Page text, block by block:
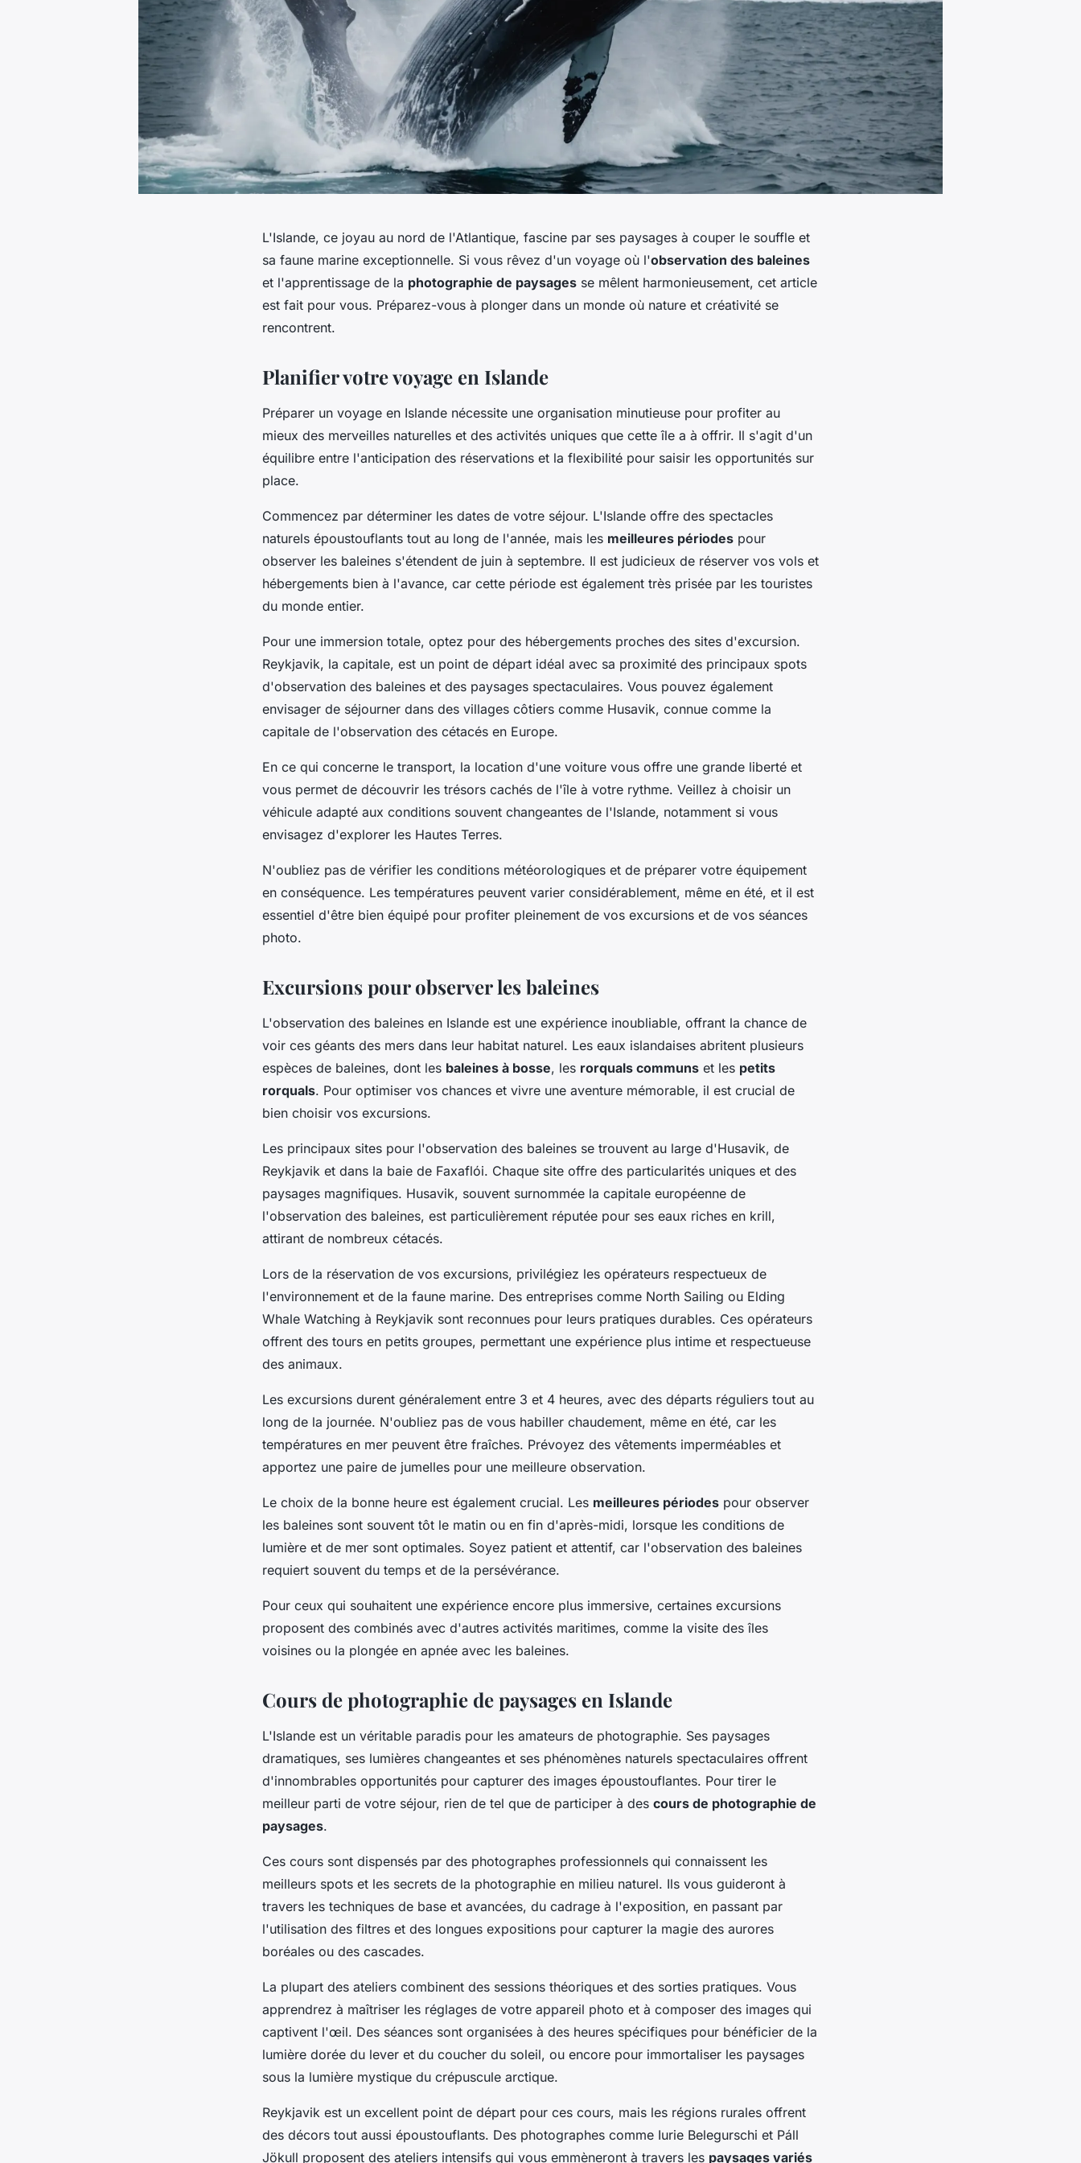
L'Islande, ce joyau au nord de l'Atlantique, fascine par ses paysages à couper le souffle et
sa faune marine exceptionnelle. Si vous rêvez d'un voyage où l'observation des baleines
et l'apprentissage de la photographie de paysages se mêlent harmonieusement, cet article
est fait pour vous. Préparez-vous à plonger dans un monde où nature et créativité se
rencontrent.
Planifier votre voyage en Islande
Préparer un voyage en Islande nécessite une organisation minutieuse pour profiter au
mieux des merveilles naturelles et des activités uniques que cette île a à offrir. Il s'agit d'un
équilibre entre l'anticipation des réservations et la flexibilité pour saisir les opportunités sur
place.
Commencez par déterminer les dates de votre séjour. L'Islande offre des spectacles
naturels époustouflants tout au long de l'année, mais les meilleures périodes pour
observer les baleines s'étendent de juin à septembre. Il est judicieux de réserver vos vols et
hébergements bien à l'avance, car cette période est également très prisée par les touristes
du monde entier.
Pour une immersion totale, optez pour des hébergements proches des sites d'excursion.
Reykjavik, la capitale, est un point de départ idéal avec sa proximité des principaux spots
d'observation des baleines et des paysages spectaculaires. Vous pouvez également
envisager de séjourner dans des villages côtiers comme Husavik, connue comme la
capitale de l'observation des cétacés en Europe.
En ce qui concerne le transport, la location d'une voiture vous offre une grande liberté et
vous permet de découvrir les trésors cachés de l'île à votre rythme. Veillez à choisir un
véhicule adapté aux conditions souvent changeantes de l'Islande, notamment si vous
envisagez d'explorer les Hautes Terres.
N'oubliez pas de vérifier les conditions météorologiques et de préparer votre équipement
en conséquence. Les températures peuvent varier considérablement, même en été, et il est
essentiel d'être bien équipé pour profiter pleinement de vos excursions et de vos séances
photo.
Excursions pour observer les baleines
L'observation des baleines en Islande est une expérience inoubliable, offrant la chance de
voir ces géants des mers dans leur habitat naturel. Les eaux islandaises abritent plusieurs
espèces de baleines, dont les baleines à bosse, les rorquals communs et les petits
rorquals. Pour optimiser vos chances et vivre une aventure mémorable, il est crucial de
bien choisir vos excursions.
Les principaux sites pour l'observation des baleines se trouvent au large d'Husavik, de
Reykjavik et dans la baie de Faxaflói. Chaque site offre des particularités uniques et des
paysages magnifiques. Husavik, souvent surnommée la capitale européenne de
l'observation des baleines, est particulièrement réputée pour ses eaux riches en krill,
attirant de nombreux cétacés.
Lors de la réservation de vos excursions, privilégiez les opérateurs respectueux de
l'environnement et de la faune marine. Des entreprises comme North Sailing ou Elding
Whale Watching à Reykjavik sont reconnues pour leurs pratiques durables. Ces opérateurs
offrent des tours en petits groupes, permettant une expérience plus intime et respectueuse
des animaux.
Les excursions durent généralement entre 3 et 4 heures, avec des départs réguliers tout au
long de la journée. N'oubliez pas de vous habiller chaudement, même en été, car les
températures en mer peuvent être fraîches. Prévoyez des vêtements imperméables et
apportez une paire de jumelles pour une meilleure observation.
Le choix de la bonne heure est également crucial. Les meilleures périodes pour observer
les baleines sont souvent tôt le matin ou en fin d'après-midi, lorsque les conditions de
lumière et de mer sont optimales. Soyez patient et attentif, car l'observation des baleines
requiert souvent du temps et de la persévérance.
Pour ceux qui souhaitent une expérience encore plus immersive, certaines excursions
proposent des combinés avec d'autres activités maritimes, comme la visite des îles
voisines ou la plongée en apnée avec les baleines.
Cours de photographie de paysages en Islande
L'Islande est un véritable paradis pour les amateurs de photographie. Ses paysages
dramatiques, ses lumières changeantes et ses phénomènes naturels spectaculaires offrent
d'innombrables opportunités pour capturer des images époustouflantes. Pour tirer le
meilleur parti de votre séjour, rien de tel que de participer à des cours de photographie de
paysages.
Ces cours sont dispensés par des photographes professionnels qui connaissent les
meilleurs spots et les secrets de la photographie en milieu naturel. Ils vous guideront à
travers les techniques de base et avancées, du cadrage à l'exposition, en passant par
l'utilisation des filtres et des longues expositions pour capturer la magie des aurores
boréales ou des cascades.
La plupart des ateliers combinent des sessions théoriques et des sorties pratiques. Vous
apprendrez à maîtriser les réglages de votre appareil photo et à composer des images qui
captivent l'œil. Des séances sont organisées à des heures spécifiques pour bénéficier de la
lumière dorée du lever et du coucher du soleil, ou encore pour immortaliser les paysages
sous la lumière mystique du crépuscule arctique.
Reykjavik est un excellent point de départ pour ces cours, mais les régions rurales offrent
des décors tout aussi époustouflants. Des photographes comme Iurie Belegurschi et Páll
Jökull proposent des ateliers intensifs qui vous emmèneront à travers les paysages variés